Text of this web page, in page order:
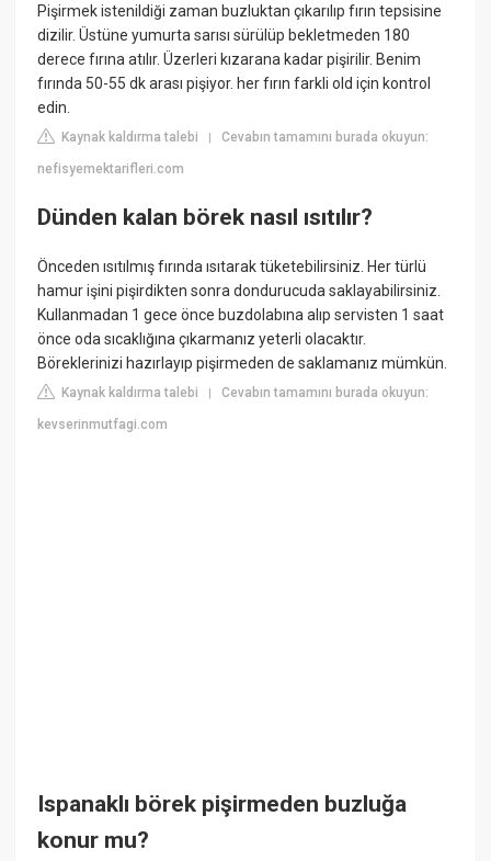
Pişirmek istenildiği zaman buzluktan çıkarılıp fırın tepsisine
dizilir. Üstüne yumurta sarısı sürülüp bekletmeden 180
derece fırına atılır. Üzerleri kızarana kadar pişirilir. Benim
fırında 50-55 dk arası pişiyor. her fırın farkli old için kontrol
edin.
Kaynak kaldırma talebi |Cevabın tamamını burada okuyun:
nefisyemektarifleri.com
Dünden kalan börek nasıl ısıtılır?
Önceden ısıtılmış fırında ısıtarak tüketebilirsiniz. Her türlü
hamur işini pişirdikten sonra dondurucuda saklayabilirsiniz.
Kullanmadan 1 gece önce buzdolabına alıp servisten 1 saat
önce oda sıcaklığına çıkarmanız yeterli olacaktır.
Böreklerinizi hazırlayıp pişirmeden de saklamanız mümkün.
Kaynak kaldırma talebi |Cevabın tamamını burada okuyun:
kevserinmutfagi.com
Ispanaklı börek pişirmeden buzluğa
konur mu?